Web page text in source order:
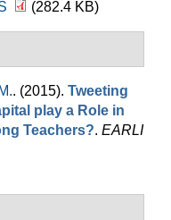
(282.4 KB)
. (2015). Tweeting
play a Role in
Teachers?. EARLI